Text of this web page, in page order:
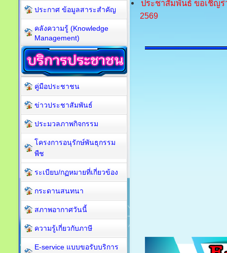
ประชาสัมพันธ์ ขอเชิญร่
2569
ประกาศ ข้อมูลสาระสำคัญ
คลังความรู้ (Knowledge
Management)
คู่มือประชาชน
ข่าวประชาสัมพันธ์
ประมวลภาพกิจกรรม
โครงการอนุรักษ์พันธุกรรม
พืช
ระเบียบ/กฏหมายที่เกี่ยวข้อง
กระดานสนทนา
สภาพอากาศวันนี้
ความรู้เกี่ยวกับภาษี
E-service แบบขอรับบริการ